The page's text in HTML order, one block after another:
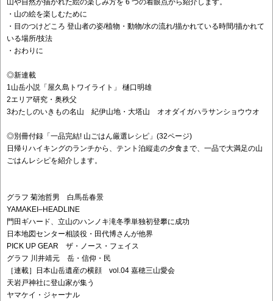
山や自然が描かれた絵の楽しみ方を 6 つの着眼点から紹介します。
・山の絵を楽しむために
・目のつけどころ 登山者の姿/植物・動物/水の流れ/描かれている時間/描かれて
いる場所/技法
・おわりに
◎新連載
1山岳小説「屋久島トワイライト」 樋口明雄
2エリア研究・奥秩父
3わたしのいきもの名山 紀伊山地・大塔山 オオダイガハラサンショウウオ
◎別冊付録「一品完結! 山ごはん厳選レシピ」(32ページ)
日帰りハイキングのランチから、テント泊縦走の夕食まで、一品で大満足の山
ごはんレシピを紹介します。
グラフ 菊池哲男 白馬岳春景
YAMAKEI–HEADLINE
門田ギハード、立山のハンノキ滝冬季単独初登攀に成功
日本地図センター相談役・田代博さんが他界
PICK UP GEAR ザ・ノース・フェイス
グラフ 川井靖元 岳・信仰・民
［連載］日本山岳遺産の横顔 vol.04 嘉穂三山愛会
天岩戸神社に登山家が集う
ヤマケイ・ジャーナル